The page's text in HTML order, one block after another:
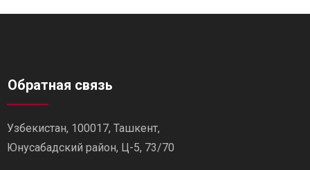
Обратная связь
Узбекистан, 100017, Ташкент,
Юнусабадский район, Ц-5, 73/70